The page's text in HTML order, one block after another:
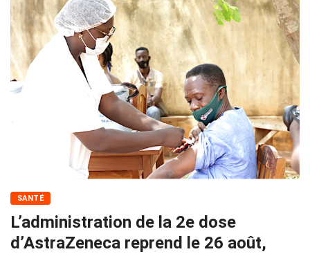
SANTÉ
L’administration de la 2e dose
d’AstraZeneca reprend le 26 août,